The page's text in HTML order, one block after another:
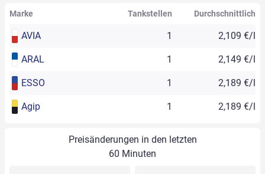
Marke Tankstellen Durchschnittlich
AVIA 1 2,109 €/l
ARAL 1 2,149 €/l
ESSO 1 2,189 €/l
Agip 1 2,189 €/l
Preisänderungen in den letzten
60 Minuten